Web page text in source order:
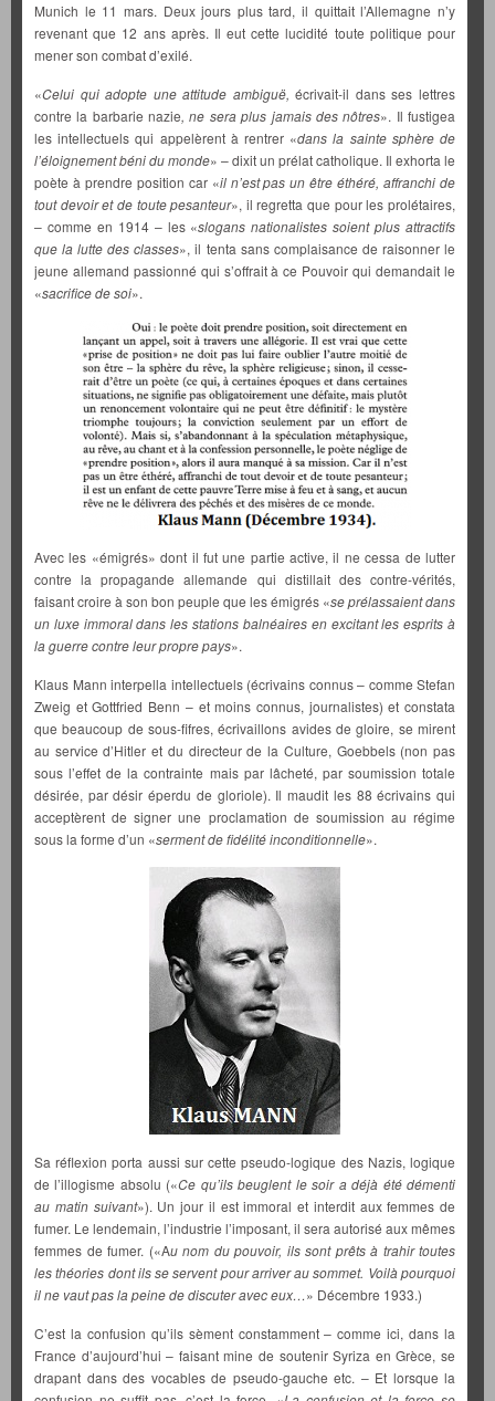
Munich le 11 mars. Deux jours plus tard, il quittait l’Allemagne n’y
revenant que 12 ans après. Il eut cette lucidité toute politique pour
mener son combat d’exilé.
«Celui qui adopte une attitude ambiguë,écrivait-il dans ses lettres
contre la barbarie nazie, ne sera plus jamais des nôtres». Il fustigea
les intellectuels qui appelèrent à rentrer «dans la sainte sphère de
l’éloignement béni du monde» – dixit un prélat catholique. Il exhorta le
poète à prendre position car «il n’est pas un être éthéré, affranchi de
tout devoir et de toute pesanteur», il regretta que pour les prolétaires,
– comme en 1914 – les «slogans nationalistes soient plus attractifs
que la lutte des classes», il tenta sans complaisance de raisonner le
jeune allemand passionné qui s’offrait à ce Pouvoir qui demandait le
«sacrifice de soi».
Avec les «émigrés» dont il fut une partie active, il ne cessa de lutter
contre la propagande allemande qui distillait des contre-vérités,
faisant croire à son bon peuple que les émigrés «se prélassaient dans
un luxe immoral dans les stations balnéaires en excitant les esprits à
la guerre contre leur propre pays».
Klaus Mann interpella intellectuels (écrivains connus – comme Stefan
Zweig et Gottfried Benn – et moins connus, journalistes) et constata
que beaucoup de sous-fifres, écrivaillons avides de gloire, se mirent
au service d’Hitler et du directeur de la Culture, Goebbels (non pas
sous l’effet de la contrainte mais par lâcheté, par soumission totale
désirée, par désir éperdu de gloriole). Il maudit les 88 écrivains qui
acceptèrent de signer une proclamation de soumission au régime
sous la forme d’un «serment de fidélité inconditionnelle».
Sa réflexion porta aussi sur cette pseudo-logique des Nazis, logique
de l’illogisme absolu («Ce qu’ils beuglent le soir a déjà été démenti
au matin suivant»). Un jour il est immoral et interdit aux femmes de
fumer. Le lendemain, l’industrie l’imposant, il sera autorisé aux mêmes
femmes de fumer. («Au nom du pouvoir, ils sont prêts à trahir toutes
les théories dont ils se servent pour arriver au sommet. Voilà pourquoi
il ne vaut pas la peine de discuter avec eux…» Décembre 1933.)
C’est la confusion qu’ils sèment constamment – comme ici, dans la
France d’aujourd’hui – faisant mine de soutenir Syriza en Grèce, se
drapant dans des vocables de pseudo-gauche etc. – Et lorsque la